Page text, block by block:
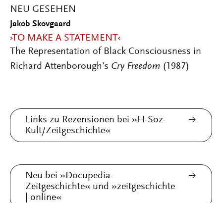
NEU GESEHEN
Jakob Skovgaard
›TO MAKE A STATEMENT‹
The Representation of Black Consciousness in
Richard Attenborough’s Cry Freedom (1987)
Links zu Rezensionen bei »H-Soz-
Kult/Zeitgeschichte«
Neu bei »Docupedia-
Zeitgeschichte« und »zeitgeschichte
| online«